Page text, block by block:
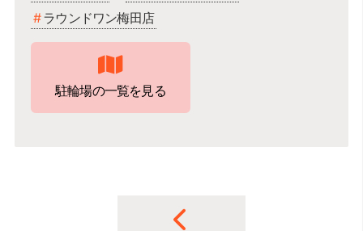
ラウンドワン梅田店
駐輪場の一覧を見る